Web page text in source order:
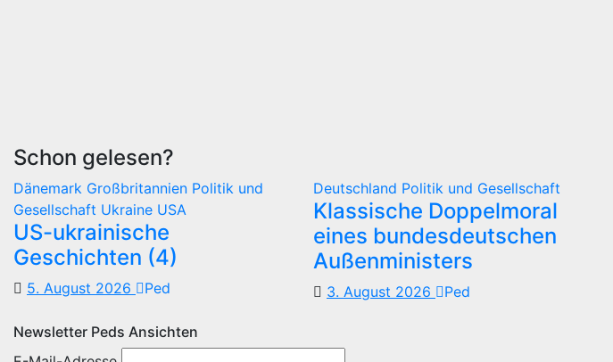
Schon gelesen?
Dänemark Großbritannien Politik und
Gesellschaft Ukraine USA
US-ukrainische
Geschichten (4)
5. August 2026 Ped
Deutschland Politik und Gesellschaft
Klassische Doppelmoral
eines bundesdeutschen
Außenministers
3. August 2026 Ped
Newsletter Peds Ansichten